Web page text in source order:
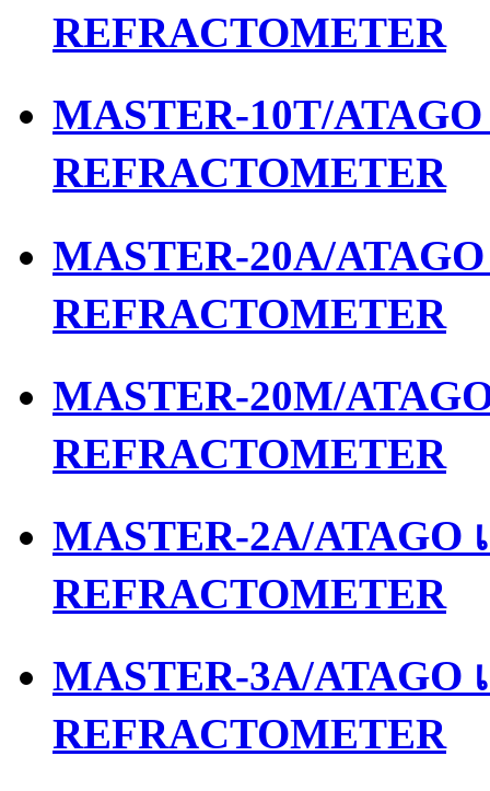
REFRACTOMETER
MASTER-10T/
REFRACTOMETER
MASTER-20A/
REFRACTOMETER
MASTER-20M/
REFRACTOMETER
MASTER-2A/ATAGO
REFRACTOMETER
MASTER-3A/ATAGO
REFRACTOMETER